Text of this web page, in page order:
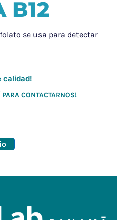
B12
se usa para detectar
calidad!
CONTACTARNOS!